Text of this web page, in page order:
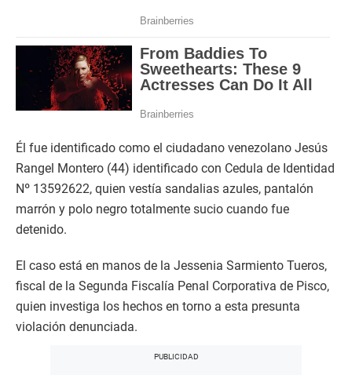
Él fue identificado como el ciudadano venezolano Jesús
Rangel Montero (44) identificado con Cedula de Identidad
Nº 13592622, quien vestía sandalias azules, pantalón
marrón y polo negro totalmente sucio cuando fue
detenido.
El caso está en manos de la Jessenia Sarmiento Tueros,
fiscal de la Segunda Fiscalía Penal Corporativa de Pisco,
quien investiga los hechos en torno a esta presunta
violación denunciada.